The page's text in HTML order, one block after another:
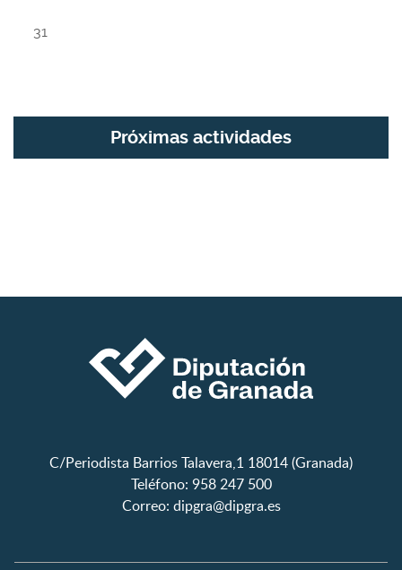
31
Próximas actividades
C/Periodista Barrios Talavera,1 18014 (Granada)
Teléfono: 958 247 500
Correo: dipgra@dipgra.es